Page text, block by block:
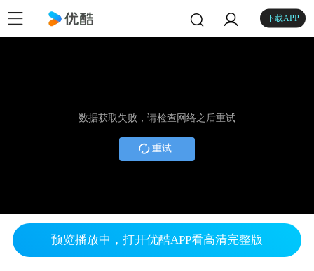
下载APP
数据获取失败，请检查网络之后重试
重试
预览播放中，打开优酷APP看高清完整版